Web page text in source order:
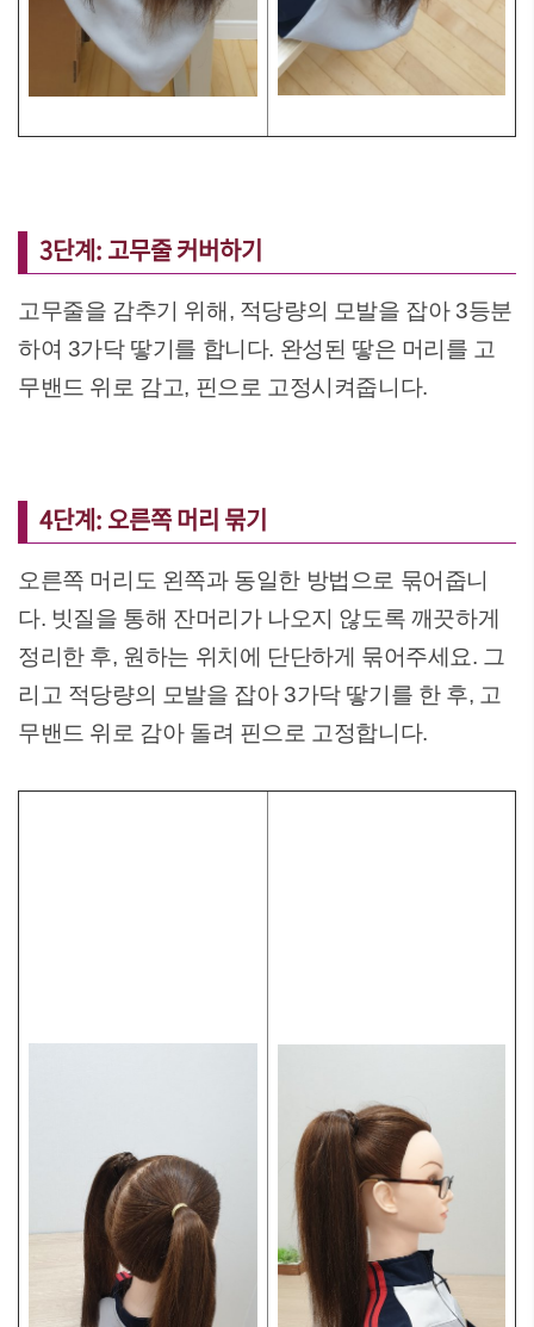
3단계: 고무줄 커버하기
고무줄을 감추기 위해, 적당량의 모발을 잡아 3등분
하여 3가닥 땋기를 합니다. 완성된 땋은 머리를 고
무밴드 위로 감고, 핀으로 고정시켜줍니다.
4단계: 오른쪽 머리 묶기
오른쪽 머리도 왼쪽과 동일한 방법으로 묶어줍니
다. 빗질을 통해 잔머리가 나오지 않도록 깨끗하게
정리한 후, 원하는 위치에 단단하게 묶어주세요. 그
리고 적당량의 모발을 잡아 3가닥 땋기를 한 후, 고
무밴드 위로 감아 돌려 핀으로 고정합니다.